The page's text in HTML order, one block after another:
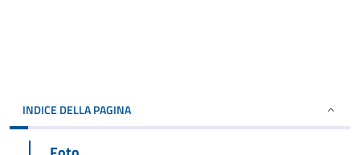
INDICE DELLA PAGINA